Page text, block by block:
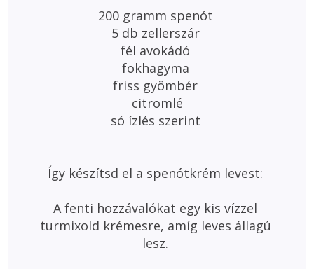
200 gramm spenót
5 db zellerszár
fél avokádó
fokhagyma
friss gyömbér
citromlé
só ízlés szerint
Így készítsd el a spenótkrém levest:
A fenti hozzávalókat egy kis vízzel
turmixold krémesre, amíg leves állagú
lesz.